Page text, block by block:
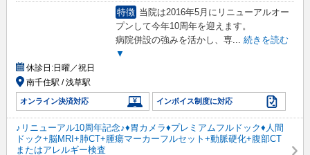
特徴 当院は2016年5月にリニューアルオー
プンして今年10周年を迎えます。
病院併設の強みを活かし、専... 続きを読む
▼
休診日:日曜／祝日
南千住駅 / 浅草駅
オンライン決済対応 インボイス制度に対応
♪リニューアル10周年記念♪♦胃カメラ♦プレミアムフルドック♦人間
ドック+脳MRI+肺CT+腫瘍マーカーフルセット+動脈硬化+腹部CT
またはアレルギー検査